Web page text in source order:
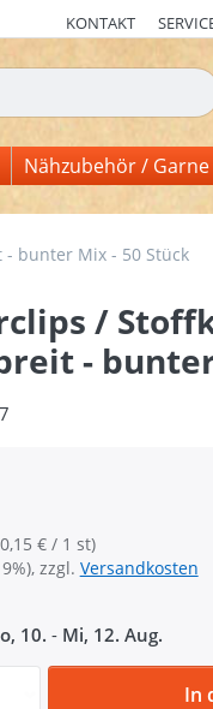
KONTAKT
erscheinen
Nähzubehör / Garne
bunter Mix - 50 Stück
/
-
€ / 1 st)
zzgl. Versandkosten
10. - Mi, 12. Aug.
Wonderclips /
In